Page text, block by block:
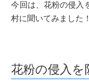
今回は、花粉の侵入
村に聞いてみました！
花粉の侵入を